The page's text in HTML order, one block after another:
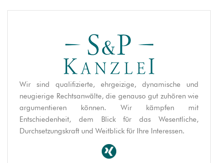
Wir sind qualifizierte, ehrgeizige, dynamische und
neugierige Rechtsanwälte, die genauso gut zuhören wie
argumentieren können. Wir kämpfen mit
Entschiedenheit, dem Blick für das Wesentliche,
Durchsetzungskraft und Weitblick für Ihre Interessen.